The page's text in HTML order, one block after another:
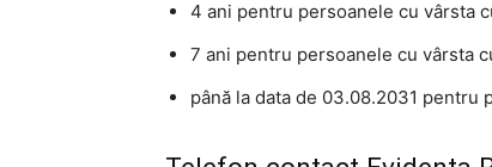
4 ani pentru persoanele cu vârsta
7 ani pentru persoanele cu vârsta
până la data de 03.08.2031 pentru